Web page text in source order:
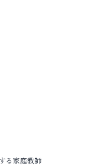
る家庭教師